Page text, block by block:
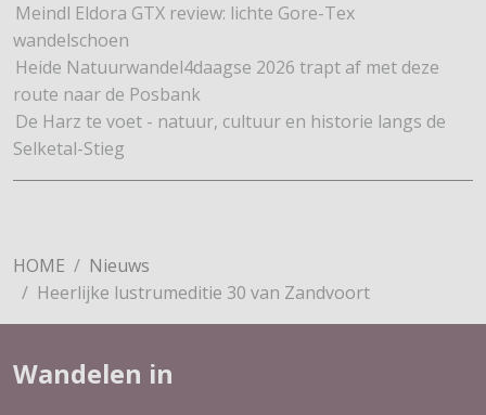
Meindl Eldora GTX review: lichte Gore-Tex
wandelschoen
Heide Natuurwandel4daagse 2026 trapt af met deze
route naar de Posbank
De Harz te voet - natuur, cultuur en historie langs de
Selketal-Stieg
HOME
Nieuws
Heerlijke lustrumeditie 30 van Zandvoort
Wandelen in